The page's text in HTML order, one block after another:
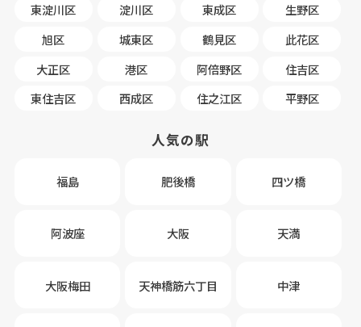
東淀川区
淀川区 東成区
生野区
旭区
城東区 鶴見区
此花区
大正区
港区 阿倍野区
住吉区
東住吉区
西成区 住之江区 平野区
人気の駅
福島 肥後橋 四ツ橋
阿波座 大阪 天満
大阪梅田 天神橋筋六丁目 中津